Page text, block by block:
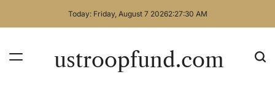
Today: Friday, August 7 20262:27:30 AM
ustroopfund.com